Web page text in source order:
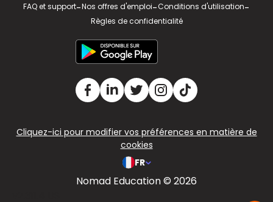
FAQ et support-Nos offres d'emploi-Conditions d'utilisation-
Règles de confidentialité
Cliquez-ici pour modifier vos préférences en matière de
cookies
FR
Nomad Education © 2026